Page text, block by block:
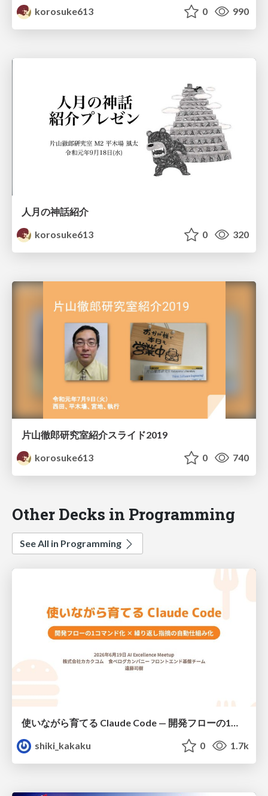
korosuke613 0 990
人月の神話紹介
korosuke613
0 320
片山徹郎研究室紹介スライド2019
korosuke613
0 740
Other Decks in Programming
See All in Programming
shiki_kakaku
0 1.7k